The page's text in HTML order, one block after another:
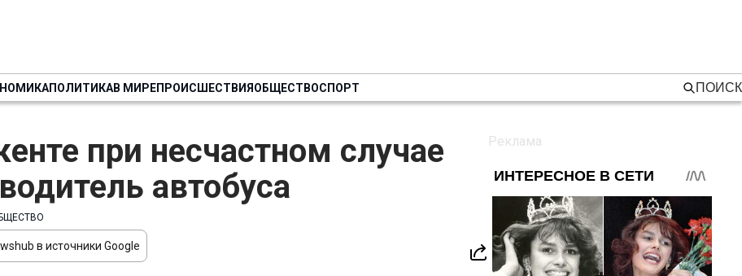
ПОЛИТИКАВ МИРЕПРОИСШЕСТВИЯОБЩЕСТВОСПОРТ ПОИСК
при несчастном случае
автобуса
в источники Google